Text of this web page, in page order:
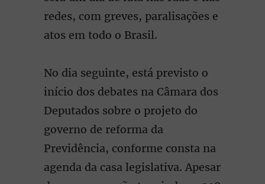
redes, com greves, paralisações e
atos em todo o Brasil.
No dia seguinte, está previsto o
início dos debates na Câmara dos
Deputados sobre o projeto do
governo de reforma da
Previdência, conforme consta na
agenda da casa legislativa. Apesar